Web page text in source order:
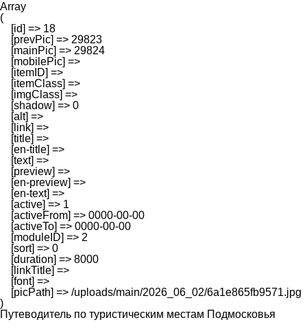
Array
(
    [id] => 18
    [prevPic] => 29823
    [mainPic] => 29824
    [mobilePic] =>
    [itemID] =>
    [itemClass] =>
    [imgClass] =>
    [shadow] => 0
    [alt] =>
    [link] =>
    [title] =>
    [en-title] =>
    [text] =>
    [preview] =>
    [en-preview] =>
    [en-text] =>
    [active] => 1
    [activeFrom] => 0000-00-00
    [activeTo] => 0000-00-00
    [moduleID] => 2
    [sort] => 0
    [duration] => 8000
    [linkTitle] =>
    [font] =>
    [picPath] => /uploads/main/2026_06_02/6a1e865fb9571.jpg
Путеводитель по туристическим местам Подмосковья